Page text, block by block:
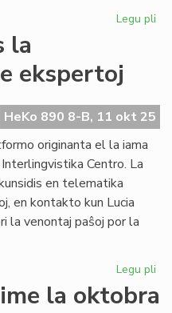
Legu pli
la
ekspertoj
HeKo 890 8-B, 11 okt 25
originanta el la iama
Centro. La
en telematika
en kontakto kun Lucia
la venontaj paŝoj por la
Legu pli
la oktobra